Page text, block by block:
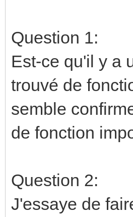
Question 1:
Est-ce qu'il y a
trouvé de
semble
de fonction
Question 2:
J'essaye de